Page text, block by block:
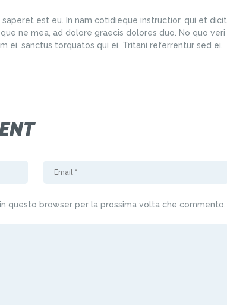
saperet est eu. In nam cotidieque instructior, qui et dicit
ne mea, ad dolore graecis dolores duo. No quo veri
ei, sanctus torquatos qui ei. Tritani referrentur sed ei,
questo browser per la prossima volta che commento.